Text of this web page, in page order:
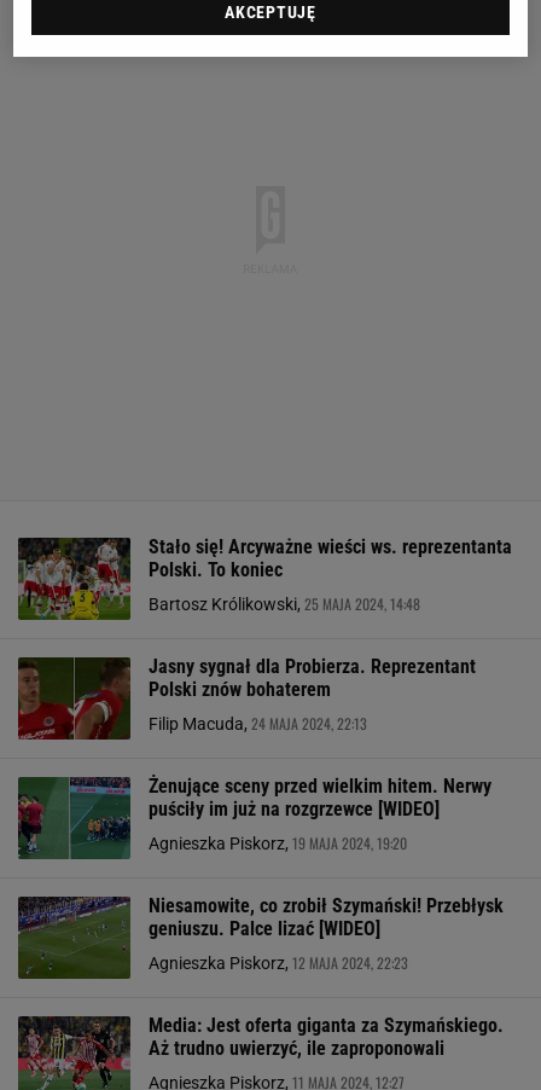
Stało się! Arcyważne wieści ws. reprezentanta
Polski. To koniec
Bartosz Królikowski, 25 MAJA 2024, 14:48
Jasny sygnał dla Probierza. Reprezentant
Polski znów bohaterem
Filip Macuda, 24 MAJA 2024, 22:13
Żenujące sceny przed wielkim hitem. Nerwy
puściły im już na rozgrzewce [WIDEO]
Agnieszka Piskorz, 19 MAJA 2024, 19:20
Niesamowite, co zrobił Szymański! Przebłysk
geniuszu. Palce lizać [WIDEO]
Agnieszka Piskorz, 12 MAJA 2024, 22:23
Media: Jest oferta giganta za Szymańskiego.
Aż trudno uwierzyć, ile zaproponowali
Agnieszka Piskorz, 11 MAJA 2024, 12:27
AKCEPTUJĘ